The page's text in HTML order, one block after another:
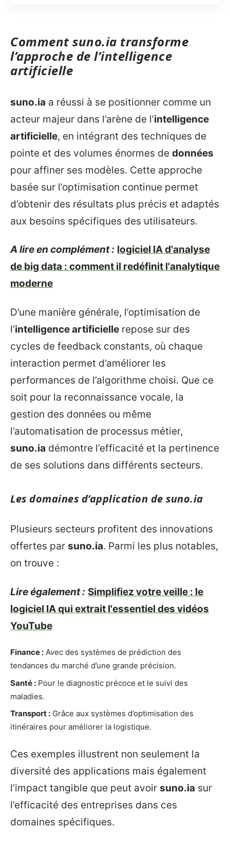
Commentsuno.ia transforme
l’approche de l’intelligence
artificielle
suno.ia a réussi à se positionner comme un
acteur majeur dans l’arène de l’intelligence
artificielle, en intégrant des techniques de
pointe et des volumes énormes de données
pour affiner ses modèles. Cette approche
basée sur l’optimisation continue permet
d’obtenir des résultats plus précis et adaptés
aux besoins spécifiques des utilisateurs.
A lire en complément : logiciel IA d'analyse
de big data : comment il redéfinit l'analytique
moderne
D’une manière générale, l’optimisation de
l’intelligence artificielle repose sur des
cycles de feedback constants, où chaque
interaction permet d’améliorer les
performances de l’algorithme choisi. Que ce
soit pour la reconnaissance vocale, la
gestion des données ou même
l’automatisation de processus métier,
suno.ia démontre l’efficacité et la pertinence
de ses solutions dans différents secteurs.
Les domaines d’application de suno.ia
Plusieurs secteurs profitent des innovations
offertes par suno.ia. Parmi les plus notables,
on trouve :
Lire également : Simplifiez votre veille : le
logiciel IA qui extrait l'essentiel des vidéos
YouTube
Finance : Avec des systèmes de prédiction des
tendances du marché d’une grande précision.
Santé : Pour le diagnostic précoce et le suivi des
maladies.
Transport : Grâce aux systèmes d’optimisation des
itinéraires pour améliorer la logistique.
Ces exemples illustrent non seulement la
diversité des applications mais également
l’impact tangible que peut avoir suno.ia sur
l’efficacité des entreprises dans ces
domaines spécifiques.